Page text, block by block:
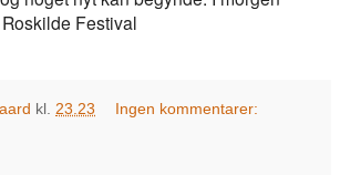
Festival
kl. 23.23 Ingen kommentarer: